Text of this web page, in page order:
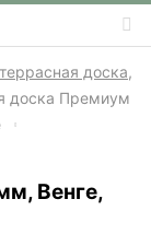
доска,
доска Премиум
Венге,